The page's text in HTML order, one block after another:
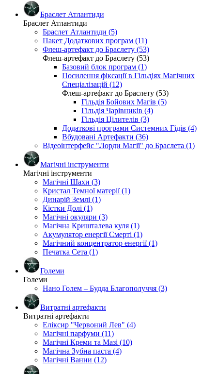
Браслет Атлантиди
Браслет Атлантиди
Браслет Атлантиди (5)
Пакет Додаткових програм (11)
Флеш-артефакт до Браслету (53)
Флеш-артефакт до Браслету (53)
Базовий блок програм (1)
Посилення фіксації в Гільдіях Магічних
Спеціалізацій (12)
Флеш-артефакт до Браслету (53)
Гільдія Бойових Магів (5)
Гільдія Чарівників (4)
Гільдія Цілителів (3)
Додаткові програми Системних Гідів (4)
Вбудовані Артефакти (36)
Відеоінтерфейс "Лорди Магії" до Браслета (1)
Магічні інструменти
Магічні інструменти
Магічні Шахи (3)
Кристал Темної матерії (1)
Динарій Землі (1)
Кістки Долі (1)
Магічні окуляри (3)
Магічна Кришталева куля (1)
Акумулятор енергії Смерті (1)
Магічний концентратор енергії (1)
Печатка Сета (1)
Големи
Големи
Нано Голем – Будда Благополуччя (3)
Витратні артефакти
Витратні артефакти
Еліксир "Червоний Лев" (4)
Магічні парфуми (11)
Магічні Креми та Мазі (10)
Магічна Зубна паста (4)
Магічні Ванни (12)